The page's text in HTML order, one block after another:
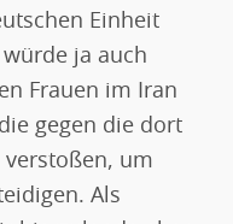
Einheit
ja auch
Frauen im Iran
gegen die dort
verstoßen, um
Als